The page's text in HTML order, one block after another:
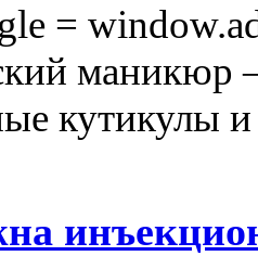
=
маникюр
кутикулы